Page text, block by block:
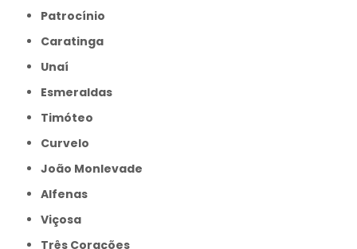
Patrocínio
Caratinga
Unaí
Esmeraldas
Timóteo
Curvelo
João Monlevade
Alfenas
Viçosa
Três Corações